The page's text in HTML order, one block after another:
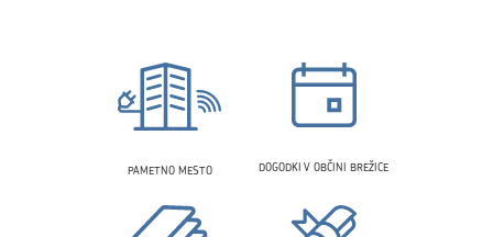
PAMETNO MESTO DOGODKI V OBČINI BREŽICE